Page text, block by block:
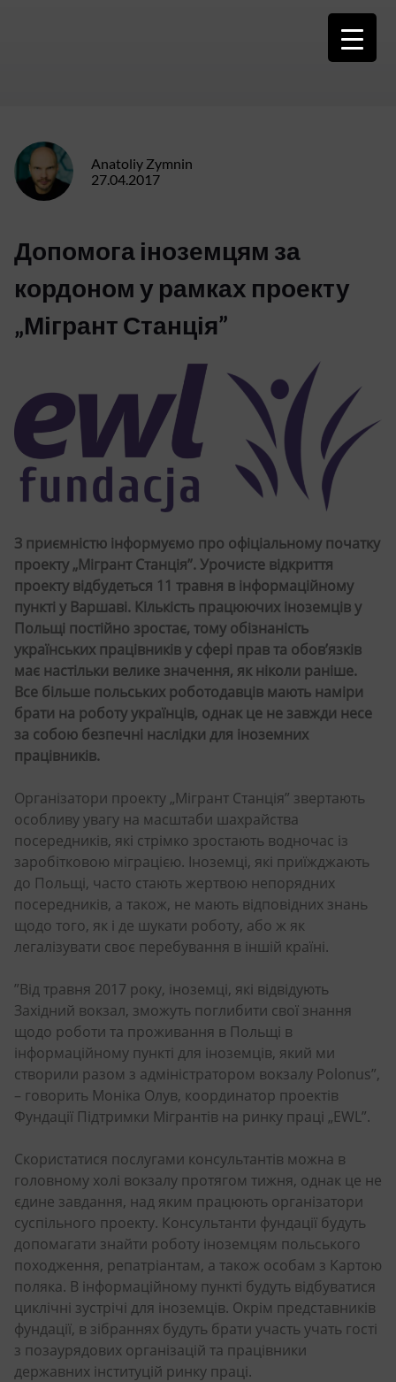
Anatoliy Zymnin
27.04.2017
Допомога іноземцям за
кордоном у рамках проекту
„Мігрант Станція”
З приємністю інформуємо про офіціальному початку
проекту „Мігрант Станція”. Урочисте відкриття
проекту відбудеться 11 травня в інформаційному
пункті у Варшаві. Кількість працюючих іноземців у
Польщі постійно зростає, тому обізнаність
українських працівників у сфері прав та обов’язків
має настільки велике значення, як ніколи раніше.
Все більше польських роботодавців мають наміри
брати на роботу українців, однак це не завжди несе
за собою безпечні наслідки для іноземних
працівників.
Організатори проекту „Мігрант Станція” звертають
особливу увагу на масштаби шахрайства
посередників, які стрімко зростають водночас із
заробітковою міграцією. Іноземці, які приїжджають
до Польщі, часто стають жертвою непорядних
посередників, а також, не мають відповідних знань
щодо того, як і де шукати роботу, або ж як
легалізувати своє перебування в іншій країні.
”Від травня 2017 року, іноземці, які відвідують
Західний вокзал, зможуть поглибити свої знання
щодо роботи та проживання в Польщі в
інформаційному пункті для іноземців, який ми
створили разом з адміністратором вокзалу Polonus”,
– говорить Моніка Олув, координатор проектів
Фундації Підтримки Мігрантів на ринку праці „EWL”.
Скористатися послугами консультантів можна в
головному холі вокзалу протягом тижня, однак це не
єдине завдання, над яким працюють організатори
суспільного проекту. Консультанти фундації будуть
допомагати знайти роботу іноземцям польського
походження, репатріантам, а також особам з Картою
поляка. В інформаційному пункті будуть відбуватися
циклічні зустрічі для іноземців. Окрім представників
фундації, в зібраннях будуть брати участь учать гості
з позаурядових організацій та працівники
державних інституцій ринку праці.